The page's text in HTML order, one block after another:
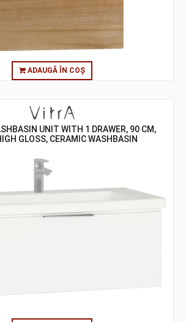
ADAUGĂ ÎN COȘ
UNIT WITH 1 DRAWER, 90 CM,
GLOSS, CERAMIC WASHBASIN